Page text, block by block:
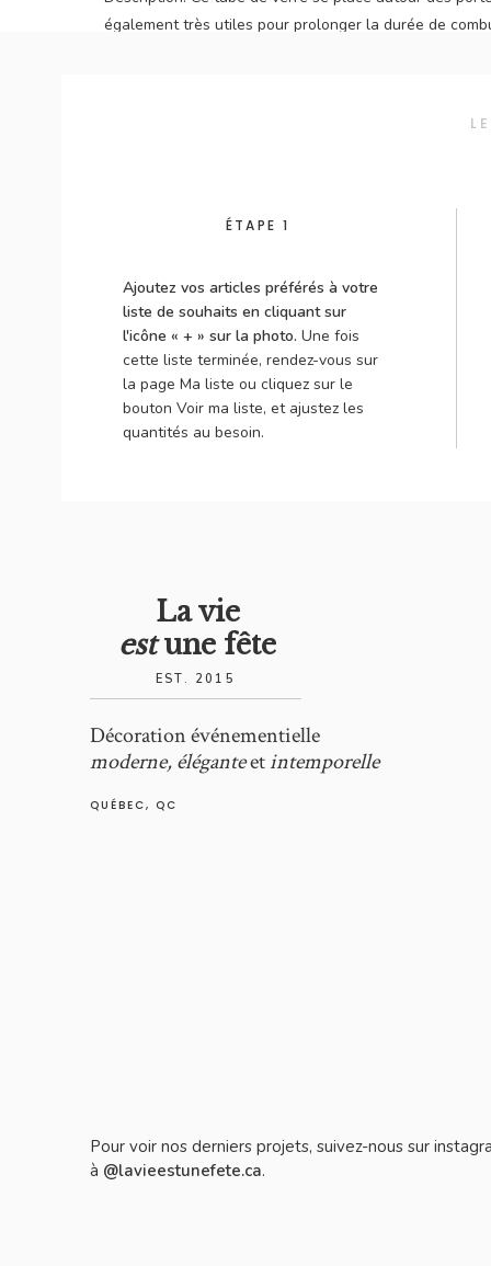
également très utiles pour prolonger la durée de
Ajoutez vos articles préférés à votre
liste de souhaits en cliquant sur
l'icône « + » sur la photo. Une fois
cette liste terminée, rendez-vous sur
la page Ma liste ou cliquez sur le
bouton Voir ma liste, et ajustez les
quantités au besoin.
ÉTAPE 1
Pour voir nos derniers projets, suivez-nous sur
à @lavieestunefete.ca.
Décoration événementielle
moderne, éléganteetintemporelle
QUÉBEC, QC
La vie
estune fête
EST. 2015